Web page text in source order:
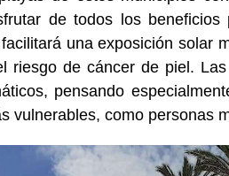
de todos los
una exposición solar
riesgo de cáncer de piel.
pensando
vulnerables, como personas